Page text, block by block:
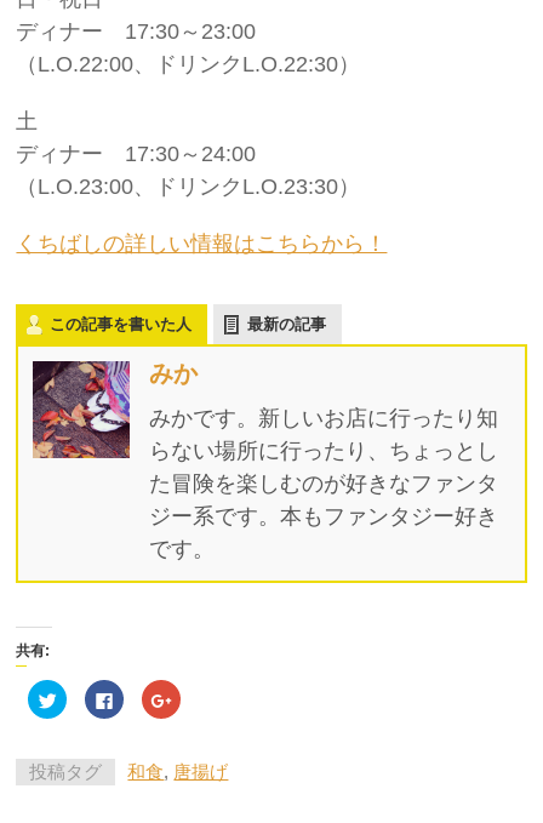
ディナー 17:30～23:00
（L.O.22:00、ドリンクL.O.22:30）
土
ディナー 17:30～24:00
（L.O.23:00、ドリンクL.O.23:30）
くちばしの詳しい情報はこちらから！
この記事を書いた人 最新の記事
みか
みかです。新しいお店に行ったり知
らない場所に行ったり、ちょっとし
た冒険を楽しむのが好きなファンタ
ジー系です。本もファンタジー好き
です。
共有:
ク
リ
て
Twitter
Facebook
で
る
に
ク
リ
て
Google+
投稿タグ 和食, 唐揚げ